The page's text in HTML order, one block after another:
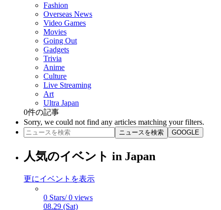
Fashion
Overseas News
Video Games
Movies
Going Out
Gadgets
Trivia
Anime
Culture
Live Streaming
Art
Ultra Japan
0件の記事
Sorry, we could not find any articles matching your filters.
ニュースを検索 GOOGLE
人気のイベント in Japan
更にイベントを表示
0 Stars/ 0 views
08.29 (Sat)